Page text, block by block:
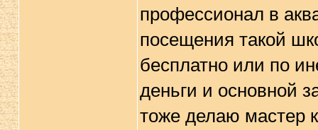
профессионал в
посещения такой
бесплатно или по
деньги и основной
тоже делаю мастер